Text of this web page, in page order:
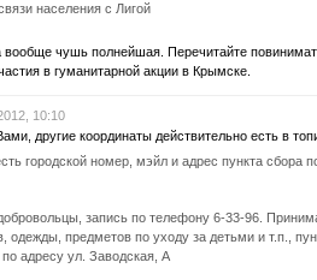
населения с Лигой
вообще чушь полнейшая. Перечитайте
в гуманитарной акции в Крымске.
10:10
другие координаты действительно есть в
городской номер, мэйл и адрес пункта сбора
запись по телефону 6-33-96.
одежды, предметов по уходу за детьми и т.п.,
адресу ул. Заводская, А